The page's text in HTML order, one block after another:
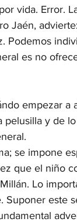
vida. Error.
Jaén,
Podemos
es no
empezar a
pelusilla y de
se impone
que el niño
Lo
Suponer este